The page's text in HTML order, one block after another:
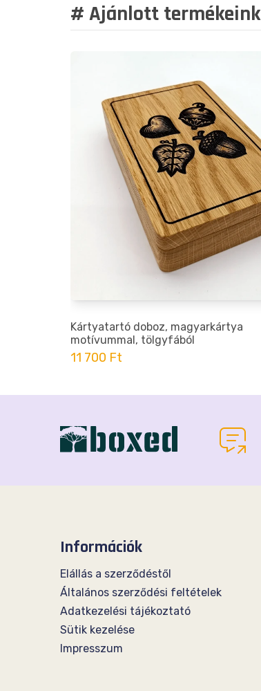
# Ajánlott termékeink
Kártyatartó doboz, magyarkártya
motívummal, tölgyfából
11 700 Ft
Információk
Elállás a szerződéstől
Általános szerződési feltételek
Adatkezelési tájékoztató
Sütik kezelése
Impresszum